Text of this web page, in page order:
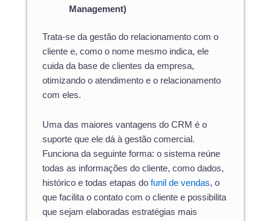
Management)
Trata-se da gestão do relacionamento com o
cliente e, como o nome mesmo indica, ele
cuida da base de clientes da empresa,
otimizando o atendimento e o relacionamento
com eles.
Uma das maiores vantagens do CRM é o
suporte que ele dá à gestão comercial.
Funciona da seguinte forma: o sistema reúne
todas as informações do cliente, como dados,
histórico e todas etapas do funil de vendas, o
que facilita o contato com o cliente e possibilita
que sejam elaboradas estratégias mais